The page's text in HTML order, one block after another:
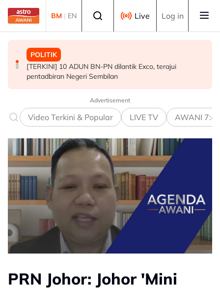
Skip to main content
BM | EN Live Log in
POLITIK
[TERKINI] 10 ADUN BN-PN dilantik Exco, terajui
pentadbiran Negeri Sembilan
MALAYSIA
MAG wajibkan saringan dadah 1,260 juruterbang
Malaysia Airlines
POLITIK
PRU16: Kedudukan PH dijangka mengukuh, jajaran BN-
PN pula berliku - Penganalisis
Advertisement
Video Terkini & Popular LIVE TV AWANI
PRN Johor: Johor 'Mini